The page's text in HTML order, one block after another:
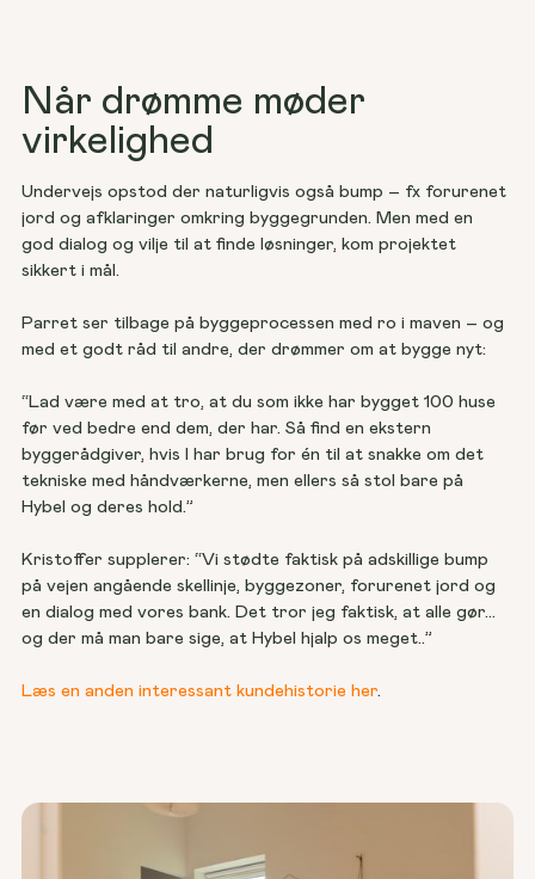
Når drømme møder
virkelighed
Undervejs opstod der naturligvis også bump – fx forurenet
jord og afklaringer omkring byggegrunden. Men med en
god dialog og vilje til at finde løsninger, kom projektet
sikkert i mål.
Parret ser tilbage på byggeprocessen med ro i maven – og
med et godt råd til andre, der drømmer om at bygge nyt:
“Lad være med at tro, at du som ikke har bygget 100 huse
før ved bedre end dem, der har. Så find en ekstern
byggerådgiver, hvis I har brug for én til at snakke om det
tekniske med håndværkerne, men ellers så stol bare på
Hybel og deres hold.”
Kristoffer supplerer: “Vi stødte faktisk på adskillige bump
på vejen angående skellinje, byggezoner, forurenet jord og
en dialog med vores bank. Det tror jeg faktisk, at alle gør…
og der må man bare sige, at Hybel hjalp os meget..”
Læs en anden interessant kundehistorie her.